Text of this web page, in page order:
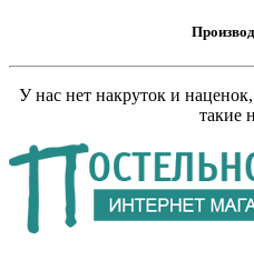
У нас нет накруток и
такие